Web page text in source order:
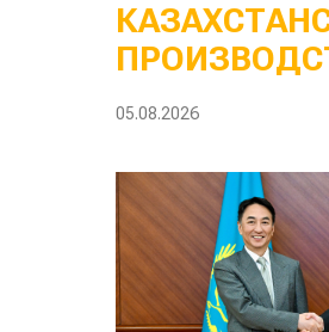
05.08.2026